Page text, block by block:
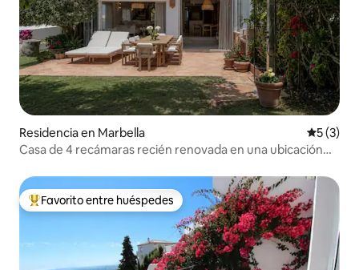
Residencia en Marbella
5 (3)
Casa de 4 recámaras recién renovada en una ubicación
De los mejores en Favorito entre huéspedes
Favorito entre huéspedes